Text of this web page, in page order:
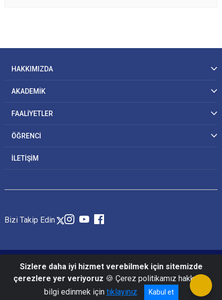
HAKKIMIZDA
AKADEMİK
FAALİYETLER
ÖĞRENCİ
İLETİŞİM
Bizi Takip Edin
© 2026 Jandarma ve Sahil Güvenlik Akademisi
Sizlere daha iyi hizmet verebilmek için sitemizde
çerezlere yer veriyoruz 🍪 Çerez politikamız hakkında
bilgi edinmek için tıklayınız Kabul et